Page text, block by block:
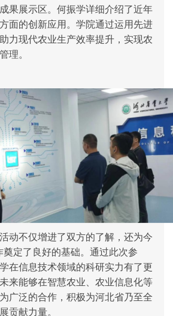
果展示区。何振学详细介绍了近年
面的创新应用。学院通过运用先进
力现代农业生产效率提升，实现农
理。
动不仅增进了双方的了解，还为今
奠定了良好的基础。通过此次参
在信息技术领域的科研实力有了更
来能够在智慧农业、农业信息化等
广泛的合作，积极为河北省乃至全
贡献力量。